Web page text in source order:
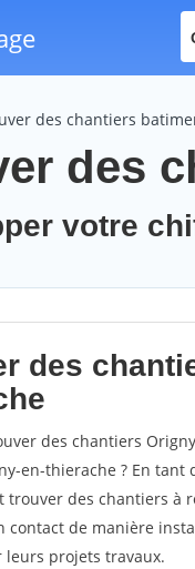
des chantiers
des
votre
des
des chantiers
en-thierache ? En
trouver des chantiers à
contact de manière
leurs projets travaux.